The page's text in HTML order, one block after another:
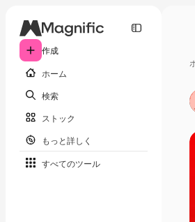
作成
ホーム
検索
ストック
もっと詳しく
すべてのツール